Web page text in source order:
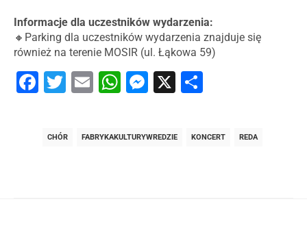
Informacje dla uczestników wydarzenia:
🔸Parking dla uczestników wydarzenia znajduje się
również na terenie MOSIR (ul. Łąkowa 59)
Facebook
Twitter
EmailWhatsApp
Messenger
X
CHÓR FABRYKAKULTURYWREDZIE KONCERT REDA